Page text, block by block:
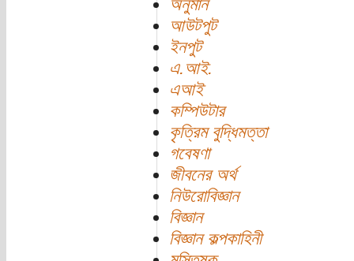
অনুমান
আউটপুট
ইনপুট
এ.আই.
এআই
কম্পিউটার
কৃত্রিম বুদ্ধিমত্তা
গবেষণা
জীবনের অর্থ
নিউরোবিজ্ঞান
বিজ্ঞান
বিজ্ঞান কল্পকাহিনী